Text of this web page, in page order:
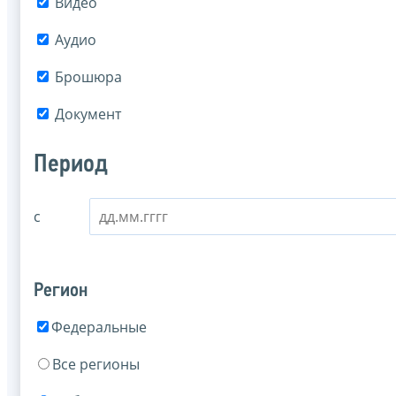
Аудио
Брошюра
Документ
Период
с
Регион
Федеральные
Все регионы